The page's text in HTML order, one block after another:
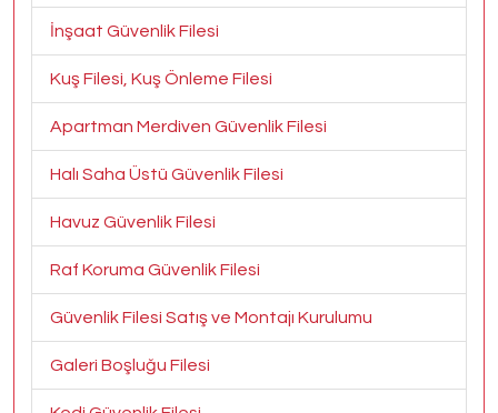
İnşaat Güvenlik Filesi
Kuş Filesi, Kuş Önleme Filesi
Apartman Merdiven Güvenlik Filesi
Halı Saha Üstü Güvenlik Filesi
Havuz Güvenlik Filesi
Raf Koruma Güvenlik Filesi
Güvenlik Filesi Satış ve Montajı Kurulumu
Galeri Boşluğu Filesi